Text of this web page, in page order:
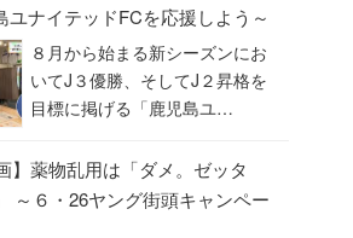
ユナイテッドFCを応援しよう～
８月から始まる新シーズンにお
いてJ３優勝、そしてJ２昇格を
目標に掲げる「鹿児島ユ…
】薬物乱用は「ダメ。ゼッタ
～６・26ヤング街頭キャンペー